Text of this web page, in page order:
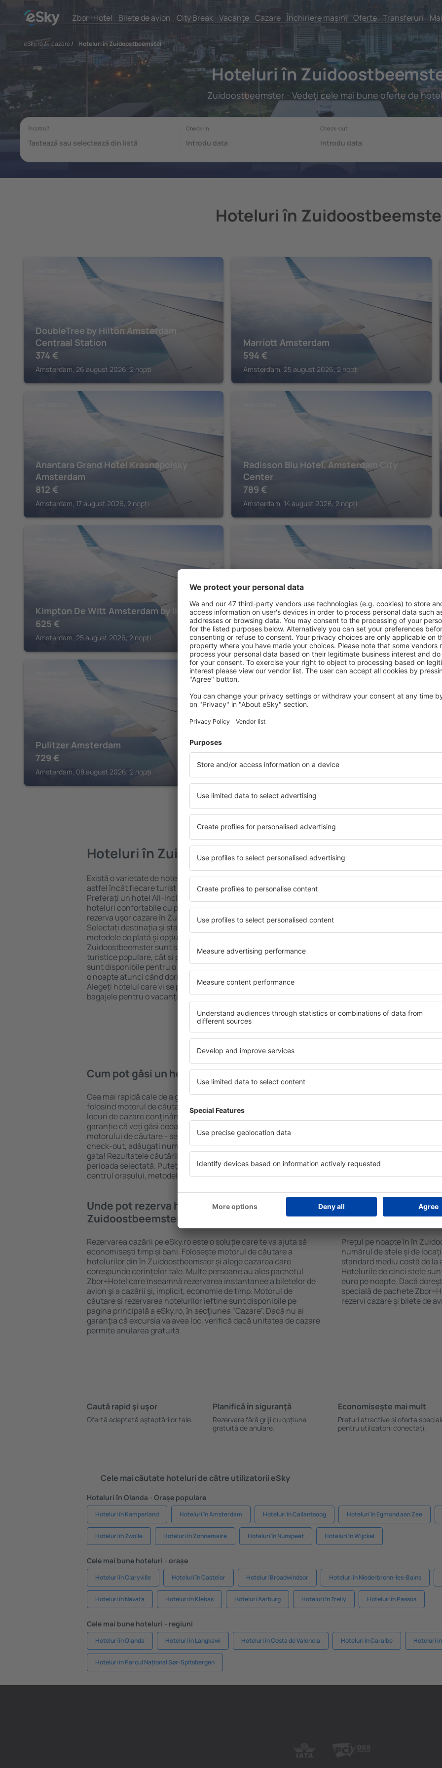
Zbor+Hotel Bilete de avion City Break Vacanţe Cazare Închiriere mașini Oferte Transferuri
eSky.ro/ cazare/ Hoteluri în Zuidoostbeemster
Hoteluri în
Zuidoostbeemster - Vedeţi cele mai bune oferte de
Hoteluri în
DoubleTree by Hilton Amsterdam
Centraal Station
374 €
Amsterdam, 26 august 2026, 2 nopți
Marriott Amsterdam
594 €
Amsterdam, 25 august 2026, 2 nopți
Anantara Grand Hotel Krasnapolsky
Amsterdam
812 €
Amsterdam, 17 august 2026, 2 nopți
Radisson Blu Hotel, Amsterdam City
Center
789 €
Amsterdam, 14 august 2026, 2 nopți
Kimpton De Witt Amsterdam by IHG
625 €
Amsterdam, 25 august 2026, 2 nopți
Clayton Hotel Amsterdam American
473€
Amsterdam, 15 august 2026, 2 nopți
Pulitzer Amsterdam
729 €
Amsterdam, 08 august 2026, 2 nopți
AMSTERDAM
Vedeți mai multe hoteluri în Zuidoostbeemster
Hoteluri în Zuidoostbeemster
Există o varietate de hoteluri disponibile în Zuidoostbeemster,
astfel încât fiecare turist poate găsi cazare potrivită nevoilor sale.
Preferați un hotel All-Inclusive cu standarde ȋnalte sau preferați
hoteluri confortabile cu preţuri mici? Cu ajutorul nostru puteți
rezerva uşor cazare în Zuidoostbeemster} pentru orice buget!
Selectați destinația şi standardul pentru hotel, verificați
metodele de plată și opțiunile de anulare. Hotelurile în
Zuidoostbeemster sunt situate atât aproape de atracţiile
turistice populare, cât și puțin mai departe de aglomerație. Toate
sunt disponibile pentru o vacanță lungă sau perfecte doar pentru
o noapte atunci când doriţi să vizitaţi şi alte oraşe din apropiere.
Alegeți hotelul care vi se potriveşte și începeți să vă faceți
bagajele pentru o vacanţă sau călătorie de afaceri!
hoteluri
elementele cheie ale unui
oaspeți. O cazare cu
alege o cameră sau un
nevoilor lor. Este posibil ca
activități pentru copii. Cea
este o alegere perfectă
în călătorie de afaceri,
Cum pot găsi un hotel în Zuidoostbeemster?
Cea mai rapidă cale de a găsi un hotel în Zuidoostbeemster este
folosind motorul de căutare cazare eSky. Baza mare de date cu
locuri de cazare conţinând o gamă largă de opţiuni este o
garanție că veți găsi ceea ce căutați. Completați câmpurile
motorului de căutare - selectați locul, alegeți data de check-in și
check-out, adăugați numărul de oaspeți, numărul de camere şi
gata! Rezultatele căutării vă vor arăta cazarea disponibilă ȋn
perioada selectată. Puteți verifica uşor distanța de la hotel ȋn
centrul orașului, metodele de plată și clasificarea hotelului.
Ce fel de facilităţi
pentru oaspeți. Cele mai
broșuri informative despre
din zonă. Unele proprietăți
aeroport. Uneori, acestea
turistice de top în
Unde pot rezerva hoteluri ȋn în
Zuidoostbeemster?
Rezervarea cazării pe eSky.ro este o soluție care te va ajuta să
economiseşti timp și bani. Foloseşte motorul de căutare a
hotelurilor din în Zuidoostbeemster și alege cazarea care
corespunde cerințelor tale. Multe persoane au ales pachetul
Zbor+Hotel care ȋnseamnă rezervarea instantanee a biletelor de
avion şi a cazării şi, implicit, economie de timp. Motorul de
căutare și rezervarea hotelurilor ieftine sunt disponibile pe
pagina principală a eSky.ro, ȋn secţiunea "Cazare". Dacă nu ai
garanţia că excursia va avea loc, verifică dacă unitatea de cazare
permite anularea gratuită.
Cât costă o noapte
Zuidoostbeemster?
Prețul pe noapte în în
numărul de stele și de
standard mediu costă de la
Hotelurile de cinci stele
euro pe noapte. Dacă
specială de pachete
rezervi cazare și bilete de
Caută rapid şi uşor
Ofertă adaptată aşteptărilor tale.
Planifică ȋn siguranţă
Rezervare fără griji cu opțiune
gratuită de anulare.
Economiseşte mai mult
Prețuri atractive și oferte
pentru utilizatorii conectați.
Cele mai căutate hoteluri de către utilizatorii eSky
Hoteluri în Olanda - Orașe populare
Hoteluri în Kamperland Hoteluri în Amsterdam Hoteluri în Callantsoog Hoteluri în Egmond aan Zee
Hoteluri în Zwolle Hoteluri în Zonnemaire Hoteluri în Nunspeet Hoteluri în Wijckel
Cele mai bune hoteluri - orașe
Hoteluri în Claryville Hoteluri în Castelar Hoteluri Broadwindsor Hoteluri în Niederbronn-les-Bains
Hoteluri în Navata Hoteluri în Klebas Hoteluri Aarburg Hoteluri în Trelly Hoteluri în Passos
Cele mai bune hoteluri - regiuni
Hoteluri în Olanda Hoteluri in Langkawi Hoteluri in Costa de Valencia Hoteluri in Caraibe Hoteluri
Hoteluri in Parcul Național Sør-Spitsbergen